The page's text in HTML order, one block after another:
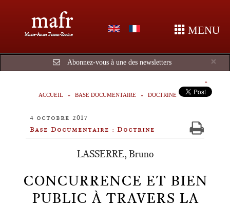
mafr
Marie-Anne Frison-Roche MENU
×
Abonnez-vous à une des newsletters
ACCUEIL BASE DOCUMENTAIRE DOCTRINE
4 octobre 2017
Base Documentaire : Doctrine
LASSERRE, Bruno
CONCURRENCE ET BIEN
PUBLIC À TRAVERS LA